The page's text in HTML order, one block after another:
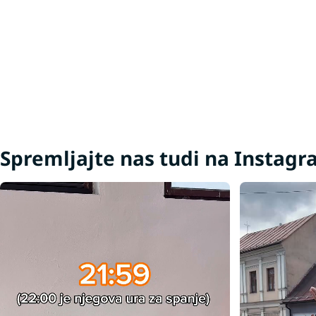
Spremljajte nas tudi na